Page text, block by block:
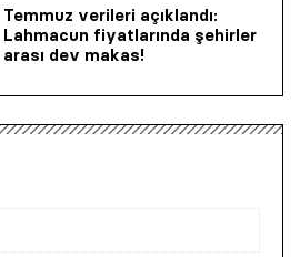
Temmuz verileri açıklandı:
Lahmacun fiyatlarında şehirler
arası dev makas!